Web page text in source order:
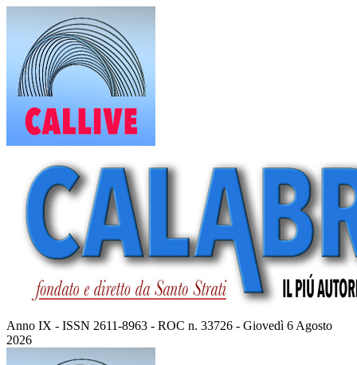
contenuto
Anno IX - ISSN 2611-8963 - ROC n. 33726 - Giovedì 6 Agosto
2026